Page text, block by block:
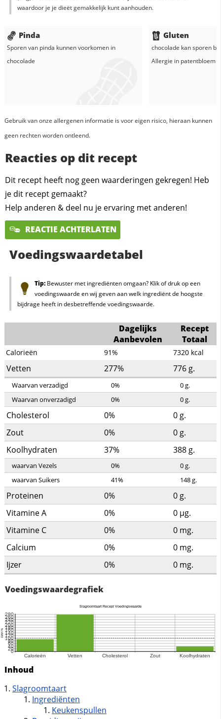
waardoor je je dieët gemakkelijk kunt aanhouden.
Pinda
Sporen van pinda kunnen voorkomen in
chocolade
Gluten
chocolade kan sporen
Allergie in patentbloem
Gebruik van onze allergenen informatie is voor eigen risico, hieraan kunnen
geen rechten worden ontleend.
Reacties op dit recept
Dit recept heeft nog geen waarderingen gekregen! Heb
je dit recept gemaakt?
Help anderen & deel nu je ervaring met anderen!
REACTIE ACHTERLATEN
Voedingswaardetabel
Tip:Bewuster met ingrediënten omgaan? Klik of druk op een
voedingswaarde en wij geven aan welk ingrediënt de hoogste
bijdrage heeft in desbetreffende voedingswaarde.
Dagelijks
Aanbevolen
Recept
Totaal
Calorieën 91% 7320 kcal
Vetten 277% 776 g.
Waarvan verzadigd 0% 0g.
Waarvan onverzadigd
0% 0g.
Cholesterol 0% 0 g.
Zout
0% 0 g.
Koolhydraten
37% 388 g.
waarvan Vezels 0% 0g.
waarvan Suikers
41% 148g.
Proteinen 0% 0 g.
Vitamine A
0% 0 µg.
Vitamine C
0% 0 mg.
Calcium
0% 0 mg.
Ijzer
0% 0 mg.
Voedingswaardegrafiek
Inhoud
Slagroomtaart
Ingrediënten
Keukenspullen